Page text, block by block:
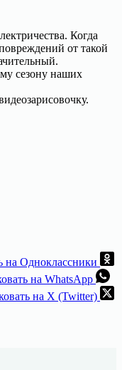
Когда
от такой
сезону наших
на Одноклассники
на WhatsApp
на X (Twitter)